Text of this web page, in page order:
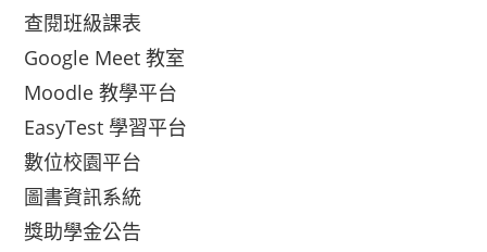
查閱班級課表
Google Meet 教室
Moodle 教學平台
EasyTest 學習平台
數位校園平台
圖書資訊系統
獎助學金公告